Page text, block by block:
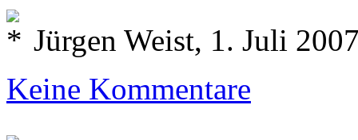
Jürgen Weist, 1. Juli
Keine Kommentare